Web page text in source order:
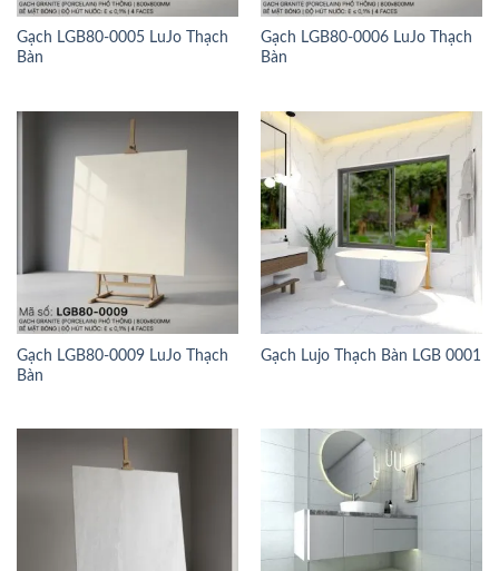
Gạch LGB80-0005 LuJo Thạch
Bàn
Gạch LGB80-0006 LuJo Thạch
Bàn
Gạch LGB80-0009 LuJo Thạch
Bàn
Gạch Lujo Thạch Bàn LGB 0001